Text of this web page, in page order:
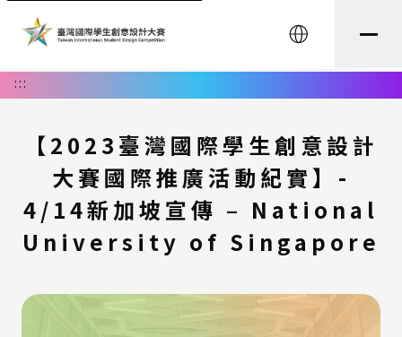
English
:::
【2023臺灣國際學生創意設計
大賽國際推廣活動紀實】-
4/14新加坡宣傳 – National
University of Singapore